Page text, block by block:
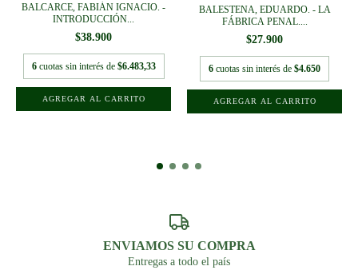
BALCARCE, FABIÁN IGNACIO. -
INTRODUCCIÓN...
$38.900
6 cuotas sin interés de $6.483,33
BALESTENA, EDUARDO. - LA
FÁBRICA PENAL....
$27.900
6 cuotas sin interés de $4.650
ENVIAMOS SU COMPRA
Entregas a todo el país